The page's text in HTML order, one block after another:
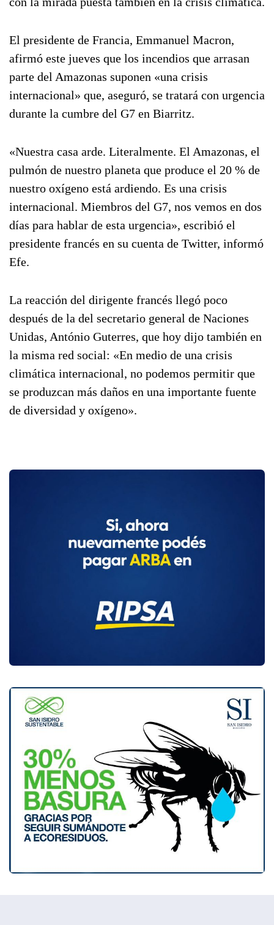
El presidente de Francia, Emmanuel Macron,
afirmó este jueves que los incendios que arrasan
parte del Amazonas suponen «una crisis
internacional» que, aseguró, se tratará con urgencia
durante la cumbre del G7 en Biarritz.
«Nuestra casa arde. Literalmente. El Amazonas, el
pulmón de nuestro planeta que produce el 20 % de
nuestro oxígeno está ardiendo. Es una crisis
internacional. Miembros del G7, nos vemos en dos
días para hablar de esta urgencia», escribió el
presidente francés en su cuenta de Twitter, informó
Efe.
La reacción del dirigente francés llegó poco
después de la del secretario general de Naciones
Unidas, António Guterres, que hoy dijo también en
la misma red social: «En medio de una crisis
climática internacional, no podemos permitir que
se produzcan más daños en una importante fuente
de diversidad y oxígeno».